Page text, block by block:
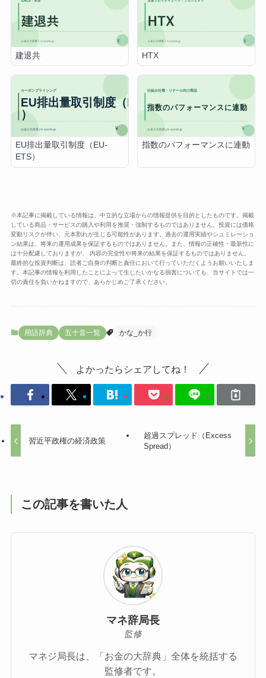
建退共 HTX
EU排出量取引制度（EU-
ETS）
指数のパフォーマンスに連動
※本記事に掲載している情報は、中立的な立場からの情報提供を目的としたものです。掲載
している商品・サービスの購入や利用を推奨・強制するものではありません。投資には価格
変動リスクが伴い、元本割れが生じる可能性があります。過去の運用実績やシュミレーショ
ン結果は、将来の運用成果を保証するものではありません。また、情報の正確性・最新性に
は十分配慮しておりますが、 内容の完全性や将来の結果を保証するものではありません。
最終的な投資判断は、読者ご自身の判断と責任において行っていただくようお願いいたしま
す。本記事の情報を利用したことによって生じたいかなる損害についても、当サイトでは一
切の責任を負いかねますので、あらかじめご了承ください。
用語辞典 五十音一覧 かな_か行
よかったらシェアしてね！
習近平政権の経済政策
超過スプレッド（Excess
Spread）
この記事を書いた人
マネ辞局長
監修
マネジ局長は、「お金の大辞典」全体を統括する
監修者です。